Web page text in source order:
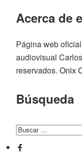
Acerca de
Página web
audiovisual
reservados. Onix
Búsqueda
Buscar
por:
Facebook